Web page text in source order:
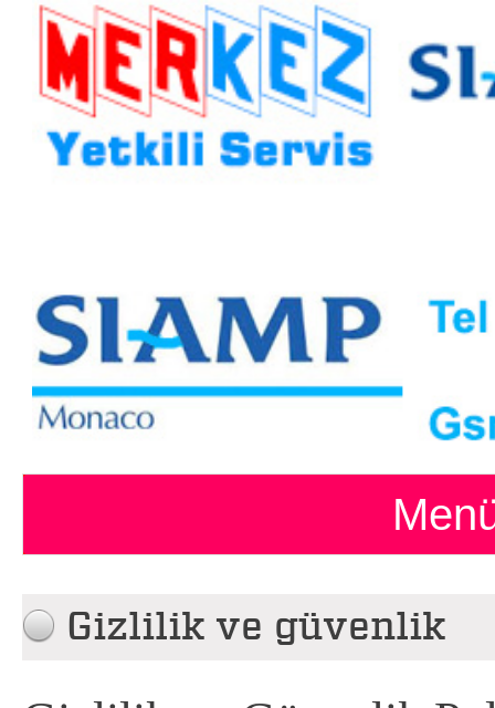
Gizlilik ve güvenlik